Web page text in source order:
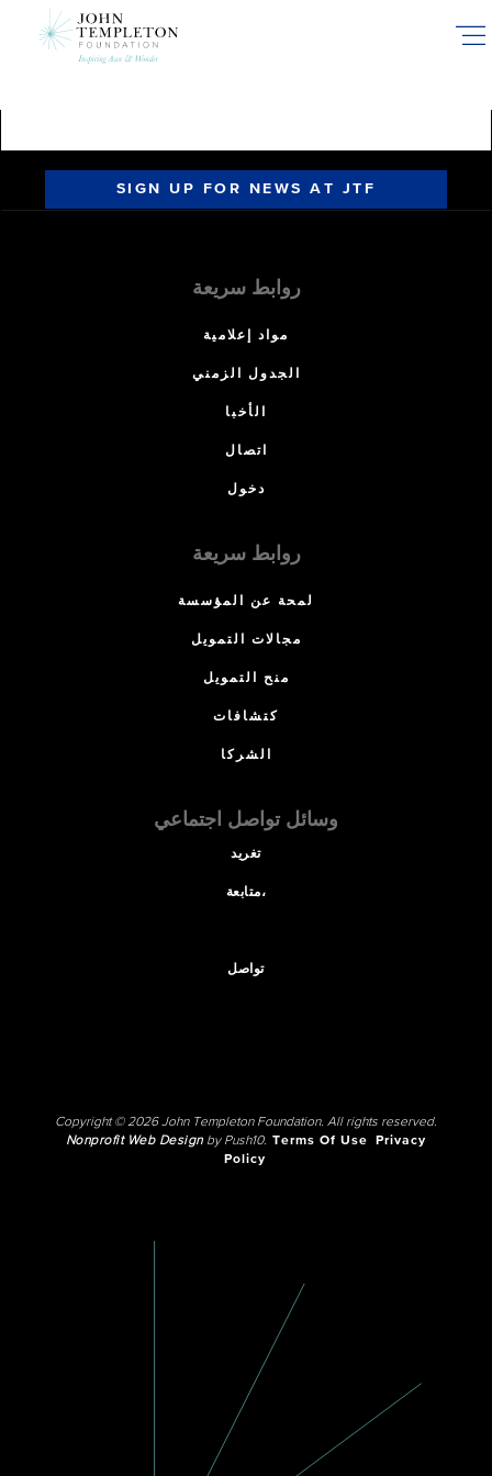
SIGN UP FOR NEWS AT JTF
روابط سريعة
مواد إعلامية
الجدول الزمني
الأخبا
اتصال
دخول
روابط سريعة
لمحة عن المؤسسة
مجالات التمويل
منح التمويل
كتشافات
الشركا
وسائل تواصل اجتماعي
تغريد
متابعة،
تواصل
Copyright © 2026 John Templeton Foundation. All rights reserved.
Nonprofit Web Designby Push10. Terms Of Use
Privacy
Policy